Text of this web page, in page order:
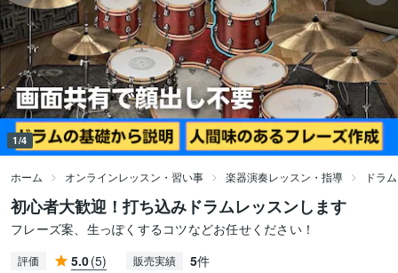
1/4
ホーム オンラインレッスン・習い事 楽器演奏レッスン・指導 ドラ
初心者大歓迎！打ち込みドラムレッスンします
フレーズ案、生っぽくするコツなどお任せください！
評価 5.0(5) 販売実績 5件